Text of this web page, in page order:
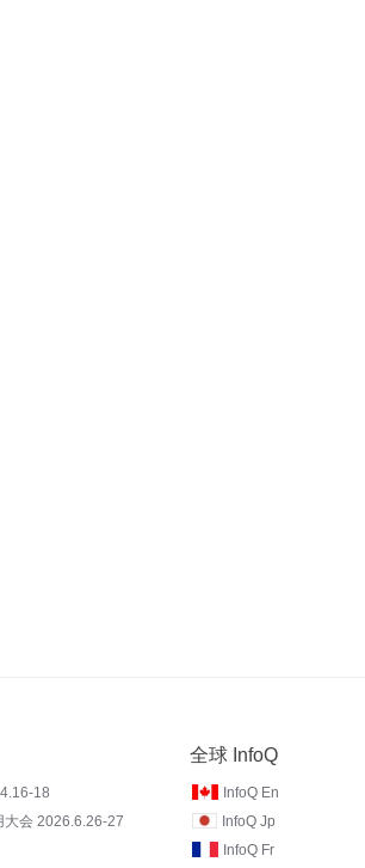
18
大会 2026.6.26-27
全球 InfoQ
InfoQ En
InfoQ Jp
InfoQ Fr